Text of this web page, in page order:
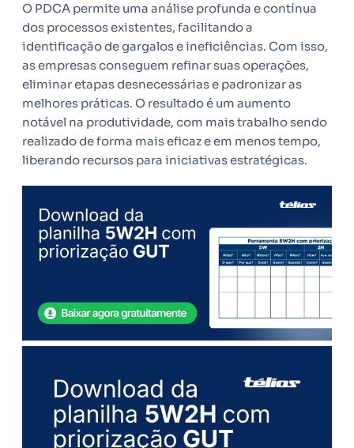
O PDCA permite uma análise profunda e contínua
dos processos existentes, facilitando a
identificação de gargalos e ineficiências. Com isso,
as empresas conseguem refinar suas operações,
eliminar etapas desnecessárias e padronizar as
melhores práticas. O resultado é um aumento
notável na produtividade, com mais trabalho sendo
realizado de forma mais eficaz e em menos tempo,
liberando recursos para iniciativas estratégicas.